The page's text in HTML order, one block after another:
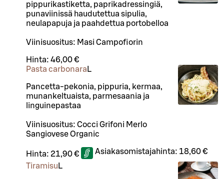
pippurikastiketta, paprikadressingiä,
punaviinissä haudutettua sipulia,
neulapapuja ja paahdettua portobelloa
Viinisuositus: Masi Campofiorin
Hinta: 46,00 €
Pasta carbonara L
Pancetta-pekonia, pippuria, kermaa,
munankeltuaista, parmesaania ja
linguinepastaa
Viinisuositus: Cocci Grifoni Merlo
Sangiovese Organic
Hinta: 21,90 € Asiakasomistajahinta: 18,60 €
Tiramisu L